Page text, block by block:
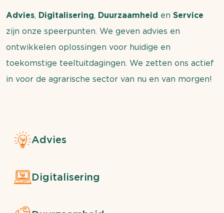
Advies, Digitalisering, Duurzaamheid en Service
zijn onze speerpunten. We geven advies en
ontwikkelen oplossingen voor huidige en
toekomstige teeltuitdagingen. We zetten ons actief
in voor de agrarische sector van nu en van morgen!
Advies
Digitalisering